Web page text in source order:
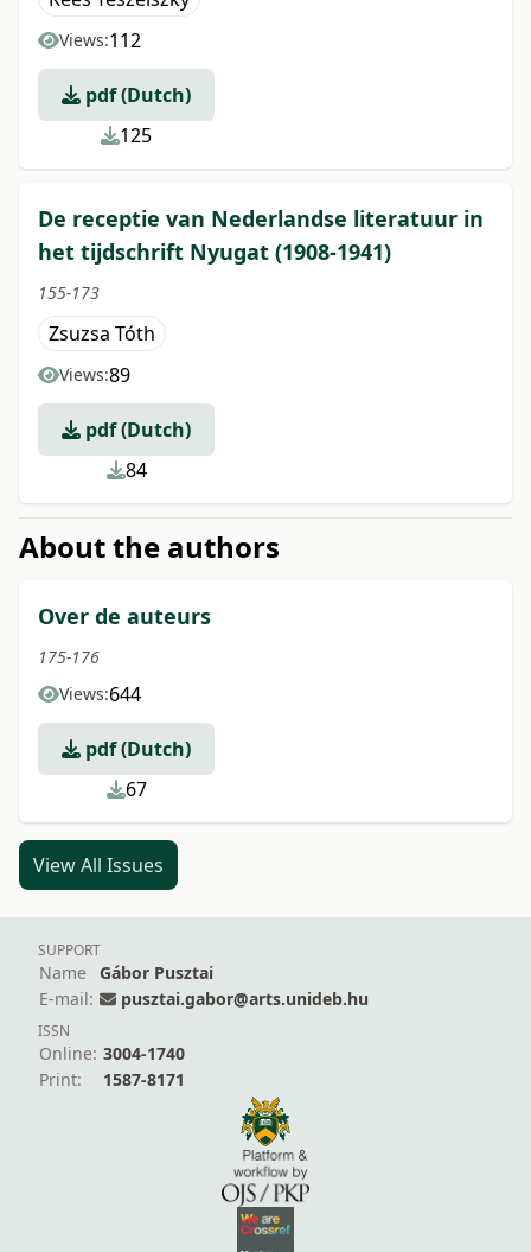
Views:112
pdf (Dutch)
125
De receptie van Nederlandse literatuur in
het tijdschrift Nyugat (1908-1941)
155-173
Zsuzsa Tóth
Views:89
pdf (Dutch)
84
About the authors
Over de auteurs
175-176
Views:644
pdf (Dutch)
67
View All Issues
SUPPORT
Name
Gábor Pusztai
E-mail:
pusztai.gabor@arts.unideb.hu
ISSN
Online: 3004-1740
Print:
1587-8171